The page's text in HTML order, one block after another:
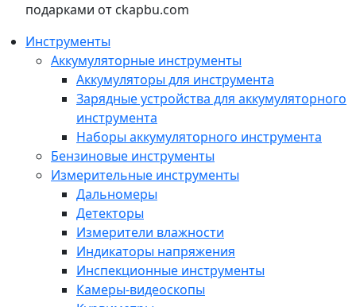
подарками от ckapbu.com
Инструменты
Аккумуляторные инструменты
Аккумуляторы для инструмента
Зарядные устройства для аккумуляторного
инструмента
Наборы аккумуляторного инструмента
Бензиновые инструменты
Измерительные инструменты
Дальномеры
Детекторы
Измерители влажности
Индикаторы напряжения
Инспекционные инструменты
Камеры-видеоскопы